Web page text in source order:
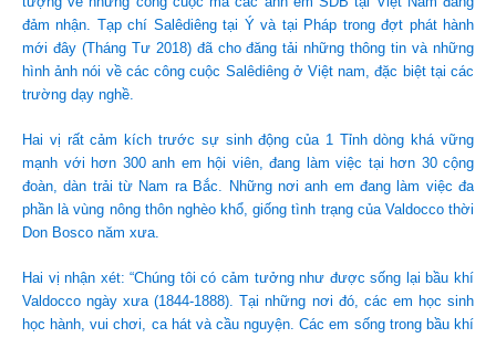
đảm nhận. Tạp chí Salêdiêng tại Ý và tại Pháp trong đợt phát hành
mới đây (Tháng Tư 2018) đã cho đăng tải những thông tin và những
hình ảnh nói về các công cuộc Salêdiêng ở Việt nam, đặc biệt tại các
trường dạy nghề.
Hai vị rất cảm kích trước sự sinh động của 1 Tỉnh dòng khá vững
mạnh với hơn 300 anh em hội viên, đang làm việc tại hơn 30 cộng
đoàn, dàn trải từ Nam ra Bắc. Những nơi anh em đang làm việc đa
phần là vùng nông thôn nghèo khổ, giống tình trạng của Valdocco thời
Don Bosco năm xưa.
Hai vị nhận xét: “Chúng tôi có cảm tưởng như được sống lại bầu khí
Valdocco ngày xưa (1844-1888). Tại những nơi đó, các em học sinh
học hành, vui chơi, ca hát và cầu nguyện. Các em sống trong bầu khí